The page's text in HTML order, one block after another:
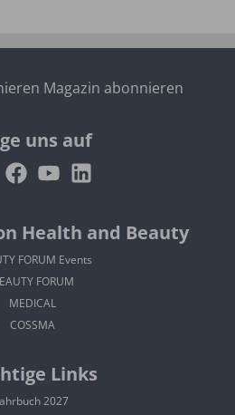
Magazin abonnieren
uns auf
Health and Beauty
FORUM Events
FORUM
MEDICAL
COSSMA
Links
2027